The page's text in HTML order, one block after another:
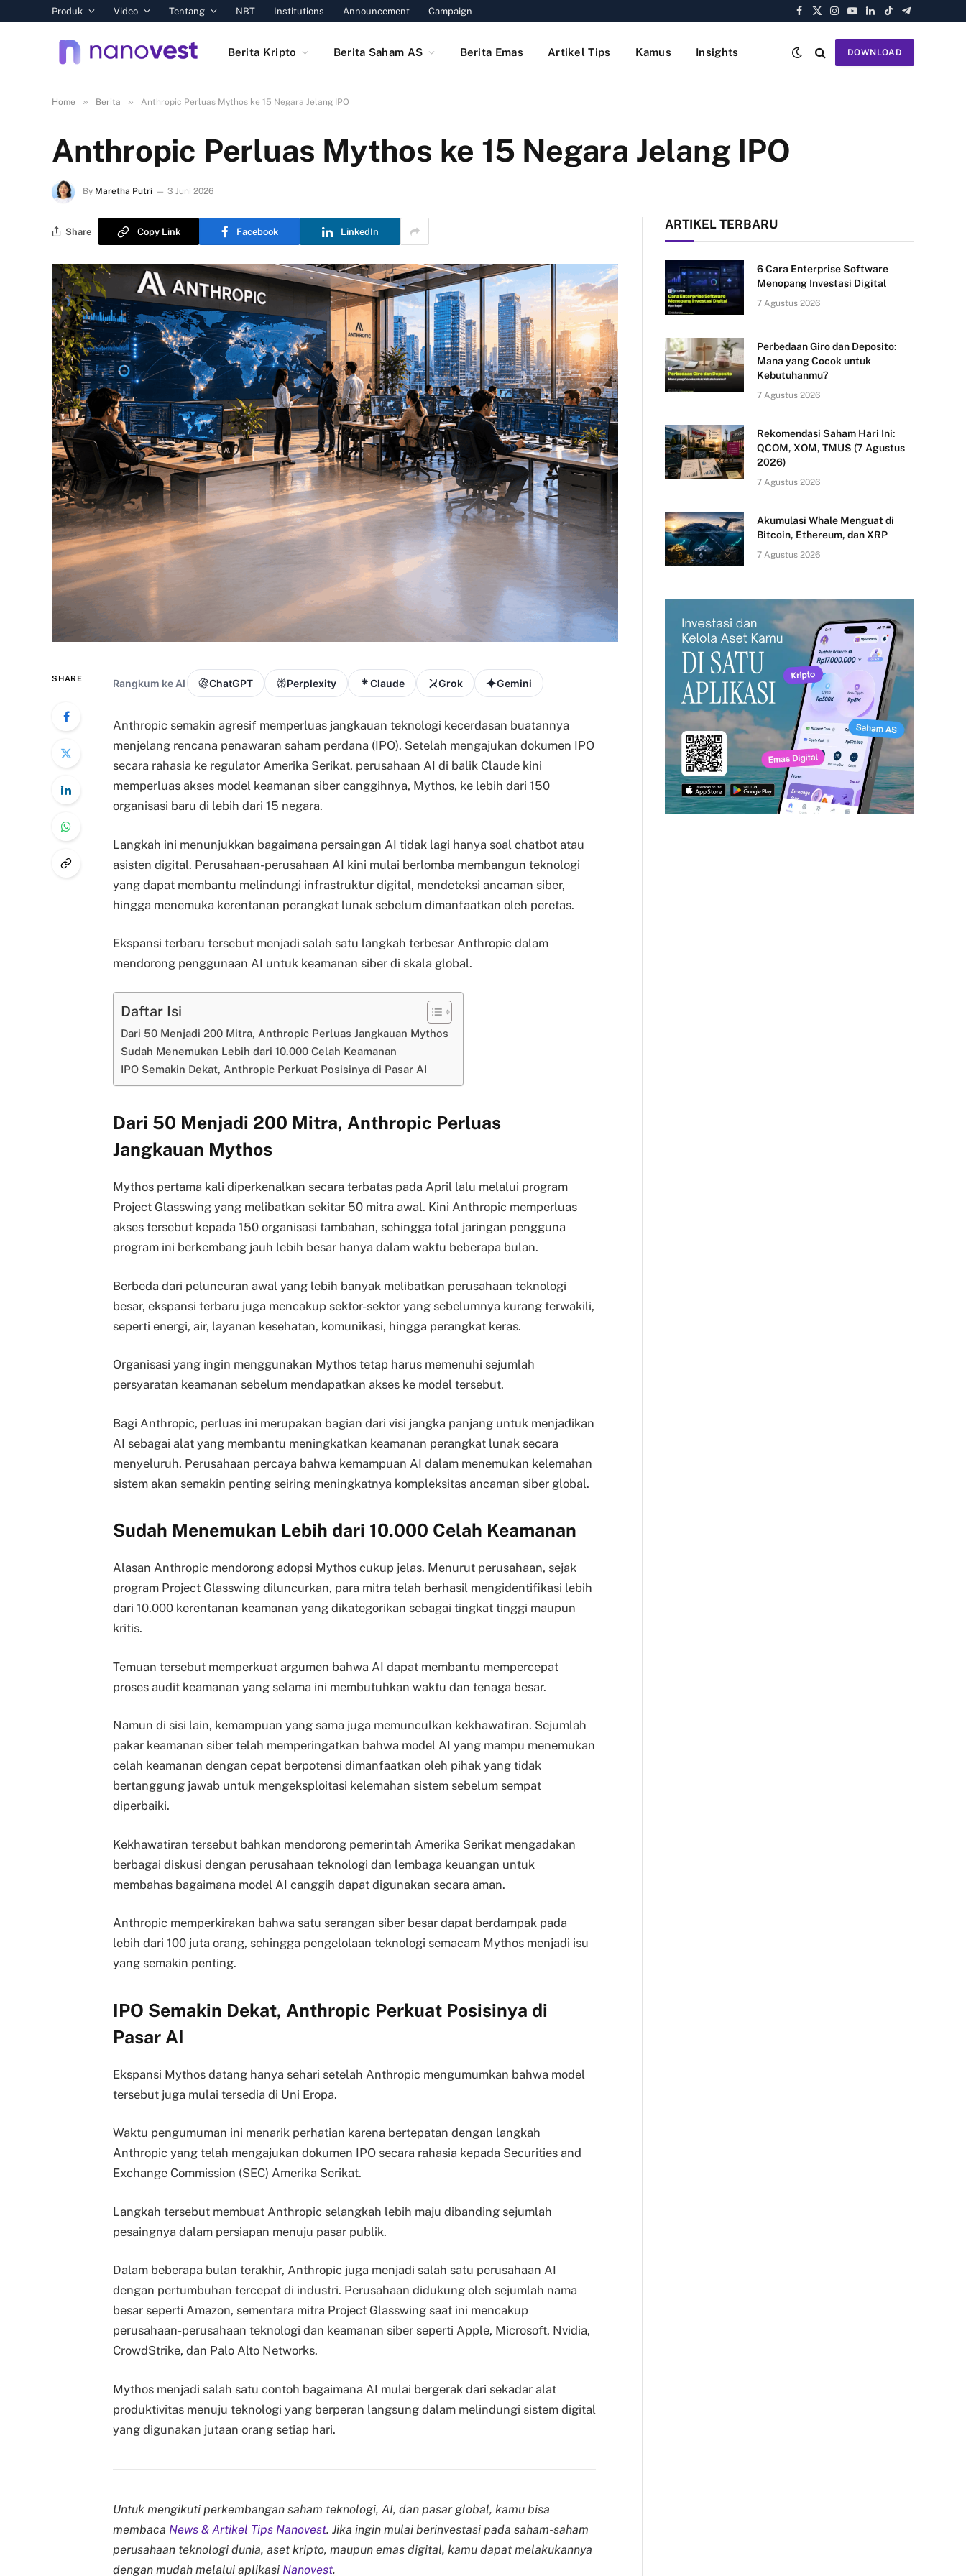
Produk Video Tentang NBT Institutions Announcement Campaign
Facebook
X
Instagram
YouTube
LinkedIn
TikTokTelegram
Berita Kripto Berita Saham AS Berita Emas Artikel Tips Kamus Insights DOWNLOAD
Home » Berita » Anthropic Perluas Mythos ke 15 Negara Jelang IPO
Anthropic Perluas Mythos ke 15 Negara Jelang IPO
By Maretha Putri 3 Juni 2026
Share Copy Link Facebook LinkedIn
SHARE Rangkum ke AI ChatGPT Perplexity Claude Grok Gemini
Anthropic semakin agresif memperluas jangkauan teknologi kecerdasan buatannya
menjelang rencana penawaran saham perdana (IPO). Setelah mengajukan dokumen IPO
secara rahasia ke regulator Amerika Serikat, perusahaan AI di balik Claude kini
memperluas akses model keamanan siber canggihnya, Mythos, ke lebih dari 150
organisasi baru di lebih dari 15 negara.
Langkah ini menunjukkan bagaimana persaingan AI tidak lagi hanya soal chatbot atau
asisten digital. Perusahaan-perusahaan AI kini mulai berlomba membangun teknologi
yang dapat membantu melindungi infrastruktur digital, mendeteksi ancaman siber,
hingga menemuka kerentanan perangkat lunak sebelum dimanfaatkan oleh peretas.
Ekspansi terbaru tersebut menjadi salah satu langkah terbesar Anthropic dalam
mendorong penggunaan AI untuk keamanan siber di skala global.
Daftar Isi
Dari 50 Menjadi 200 Mitra, Anthropic Perluas Jangkauan Mythos
Sudah Menemukan Lebih dari 10.000 Celah Keamanan
IPO Semakin Dekat, Anthropic Perkuat Posisinya di Pasar AI
Dari 50 Menjadi 200 Mitra, Anthropic Perluas
Jangkauan Mythos
Mythos pertama kali diperkenalkan secara terbatas pada April lalu melalui program
Project Glasswing yang melibatkan sekitar 50 mitra awal. Kini Anthropic memperluas
akses tersebut kepada 150 organisasi tambahan, sehingga total jaringan pengguna
program ini berkembang jauh lebih besar hanya dalam waktu beberapa bulan.
Berbeda dari peluncuran awal yang lebih banyak melibatkan perusahaan teknologi
besar, ekspansi terbaru juga mencakup sektor-sektor yang sebelumnya kurang terwakili,
seperti energi, air, layanan kesehatan, komunikasi, hingga perangkat keras.
Organisasi yang ingin menggunakan Mythos tetap harus memenuhi sejumlah
persyaratan keamanan sebelum mendapatkan akses ke model tersebut.
Bagi Anthropic, perluas ini merupakan bagian dari visi jangka panjang untuk menjadikan
AI sebagai alat yang membantu meningkatkan keamanan perangkat lunak secara
menyeluruh. Perusahaan percaya bahwa kemampuan AI dalam menemukan kelemahan
sistem akan semakin penting seiring meningkatnya kompleksitas ancaman siber global.
Sudah Menemukan Lebih dari 10.000 Celah Keamanan
Alasan Anthropic mendorong adopsi Mythos cukup jelas. Menurut perusahaan, sejak
program Project Glasswing diluncurkan, para mitra telah berhasil mengidentifikasi lebih
dari 10.000 kerentanan keamanan yang dikategorikan sebagai tingkat tinggi maupun
kritis.
Temuan tersebut memperkuat argumen bahwa AI dapat membantu mempercepat
proses audit keamanan yang selama ini membutuhkan waktu dan tenaga besar.
Namun di sisi lain, kemampuan yang sama juga memunculkan kekhawatiran. Sejumlah
pakar keamanan siber telah memperingatkan bahwa model AI yang mampu menemukan
celah keamanan dengan cepat berpotensi dimanfaatkan oleh pihak yang tidak
bertanggung jawab untuk mengeksploitasi kelemahan sistem sebelum sempat
diperbaiki.
Kekhawatiran tersebut bahkan mendorong pemerintah Amerika Serikat mengadakan
berbagai diskusi dengan perusahaan teknologi dan lembaga keuangan untuk
membahas bagaimana model AI canggih dapat digunakan secara aman.
Anthropic memperkirakan bahwa satu serangan siber besar dapat berdampak pada
lebih dari 100 juta orang, sehingga pengelolaan teknologi semacam Mythos menjadi isu
yang semakin penting.
IPO Semakin Dekat, Anthropic Perkuat Posisinya di
Pasar AI
Ekspansi Mythos datang hanya sehari setelah Anthropic mengumumkan bahwa model
tersebut juga mulai tersedia di Uni Eropa.
Waktu pengumuman ini menarik perhatian karena bertepatan dengan langkah
Anthropic yang telah mengajukan dokumen IPO secara rahasia kepada Securities and
Exchange Commission (SEC) Amerika Serikat.
Langkah tersebut membuat Anthropic selangkah lebih maju dibanding sejumlah
pesaingnya dalam persiapan menuju pasar publik.
Dalam beberapa bulan terakhir, Anthropic juga menjadi salah satu perusahaan AI
dengan pertumbuhan tercepat di industri. Perusahaan didukung oleh sejumlah nama
besar seperti Amazon, sementara mitra Project Glasswing saat ini mencakup
perusahaan-perusahaan teknologi dan keamanan siber seperti Apple, Microsoft, Nvidia,
CrowdStrike, dan Palo Alto Networks.
Mythos menjadi salah satu contoh bagaimana AI mulai bergerak dari sekadar alat
produktivitas menuju teknologi yang berperan langsung dalam melindungi sistem digital
yang digunakan jutaan orang setiap hari.
Untuk mengikuti perkembangan saham teknologi, AI, dan pasar global, kamu bisa
membaca News & Artikel Tips Nanovest. Jika ingin mulai berinvestasi pada saham-saham
perusahaan teknologi dunia, aset kripto, maupun emas digital, kamu dapat melakukannya
dengan mudah melalui aplikasi Nanovest.
ARTIKEL TERBARU
6 Cara Enterprise Software
Menopang Investasi Digital
7 Agustus 2026
Perbedaan Giro dan Deposito:
Mana yang Cocok untuk
Kebutuhanmu?
7 Agustus 2026
Rekomendasi Saham Hari Ini:
QCOM, XOM, TMUS (7 Agustus
2026)
7 Agustus 2026
Akumulasi Whale Menguat di
Bitcoin, Ethereum, dan XRP
7 Agustus 2026